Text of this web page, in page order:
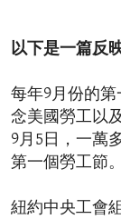
以下是一篇反
每年9月份的
念美國勞工以
9月5日，一萬
第一個勞工節。
紐約中央工會